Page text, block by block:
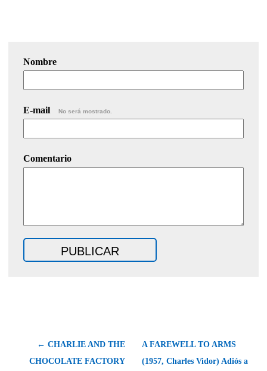
Nombre
E-mail No será mostrado.
Comentario
← CHARLIE AND THE
CHOCOLATE FACTORY
A FAREWELL TO ARMS
(1957, Charles Vidor) Adiós a